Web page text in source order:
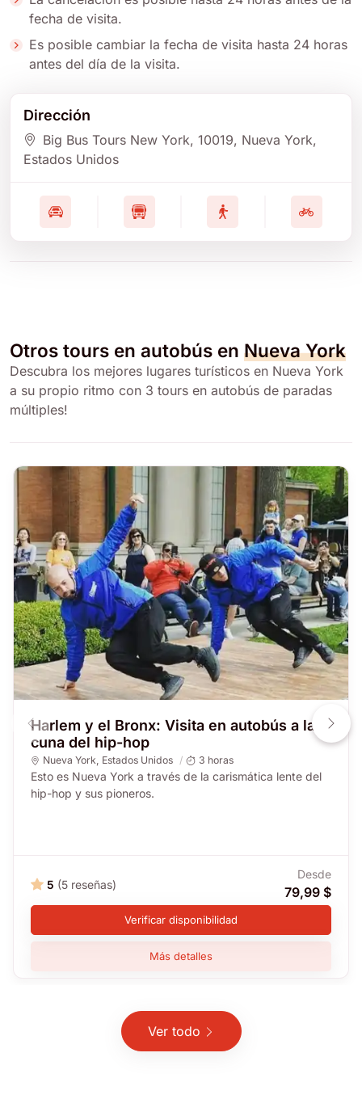
fecha de visita.
Es posible cambiar la fecha de visita hasta 24 horas
antes del día de la visita.
Dirección
Big Bus Tours New York, 10019, Nueva York,
Estados Unidos
Otros tours en autobús en Nueva York
Descubra los mejores lugares turísticos en Nueva York
a su propio ritmo con 3 tours en autobús de paradas
múltiples!
Harlem y el Bronx: Visita en autobús a la
cuna del hip-hop
Nueva York, Estados Unidos 3 horas
Esto es Nueva York a través de la carismática lente del
hip-hop y sus pioneros.
5 (5 reseñas)
Desde
79,99 $
Verificar disponibilidad
Más detalles
Ver todo